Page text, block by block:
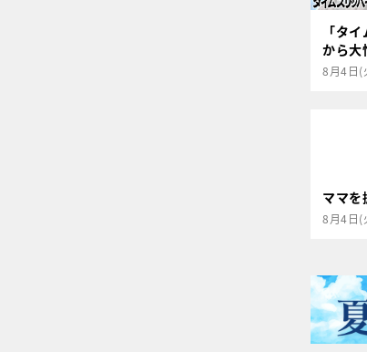
「タ
から大
8月4日(
ママを
8月4日(